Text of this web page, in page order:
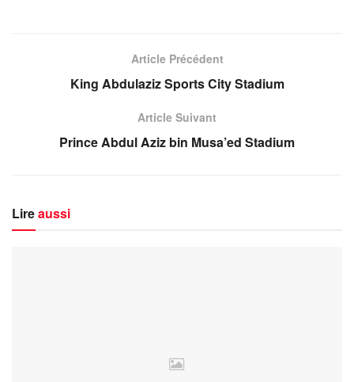
Article Précédent
King Abdulaziz Sports City Stadium
Article Suivant
Prince Abdul Aziz bin Musa’ed Stadium
Lireaussi